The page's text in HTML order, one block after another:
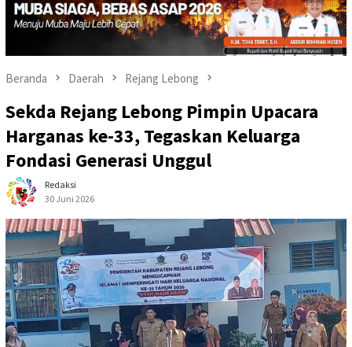
Beranda Daerah Rejang Lebong
Sekda Rejang Lebong Pimpin Upacara
Harganas ke-33, Tegaskan Keluarga
Fondasi Generasi Unggul
Redaksi
30 Juni 2026